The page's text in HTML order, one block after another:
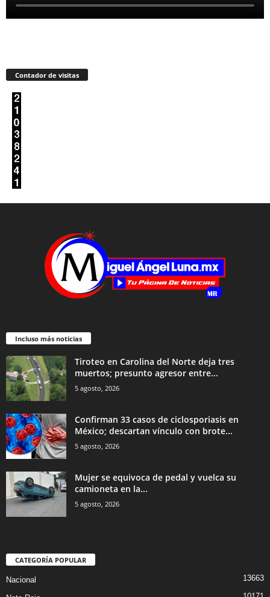
Contador de visitas
Incluso más noticias
Tiroteo en Carolina del Norte deja tres
muertos; presunto agresor entre...
5 agosto, 2026
Confirman 33 casos de ciclosporiasis en
México; descartan vínculo con brote...
5 agosto, 2026
Mujer se equivoca de pedal y vuelca su
camioneta en la...
5 agosto, 2026
CATEGORÍA POPULAR
Nacional 13663